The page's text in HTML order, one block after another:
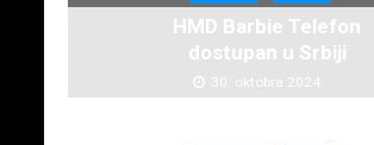
HMD Barbie Telefon
dostupan u Srbiji
30. oktobra 2024.